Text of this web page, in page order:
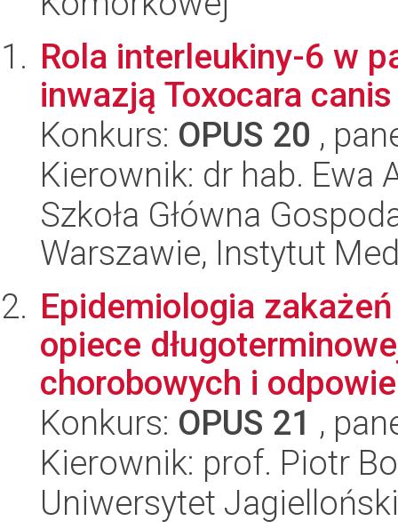
Rola interleukiny-6 w
inwazją Toxocara canis
Konkurs: OPUS 20 ,
Kierownik: dr hab. Ewa
Szkoła Główna
Warszawie, Instytut
Epidemiologia
opiece
chorobowych i
Konkurs: OPUS 21 ,
Kierownik: prof. Piotr
Uniwersytet